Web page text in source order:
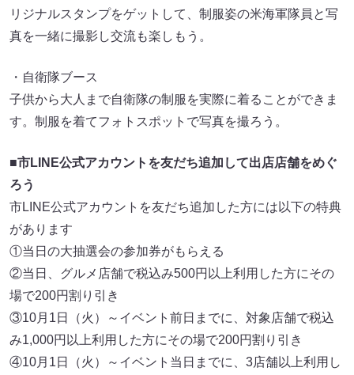
リジナルスタンプをゲットして、制服姿の米海軍隊員と写
真を一緒に撮影し交流も楽しもう。
・自衛隊ブース
子供から大人まで自衛隊の制服を実際に着ることができま
す。制服を着てフォトスポットで写真を撮ろう。
■市LINE公式アカウントを友だち追加して出店店舗をめぐ
ろう
市LINE公式アカウントを友だち追加した方には以下の特典
があります
①当日の大抽選会の参加券がもらえる
②当日、グルメ店舗で税込み500円以上利用した方にその
場で200円割り引き
③10月1日（火）～イベント前日までに、対象店舗で税込
み1,000円以上利用した方にその場で200円割り引き
④10月1日（火）～イベント当日までに、3店舗以上利用し